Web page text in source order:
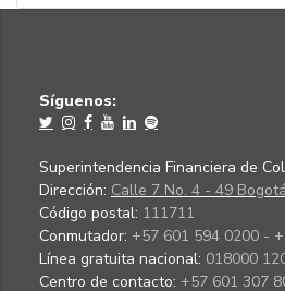
Síguenos:
Superintendencia Financiera de
Dirección: Calle 7 No. 4 - 49
Código postal: 111711
Conmutador: +57 601 594 0200 -
Línea gratuita nacional: 018000
Centro de contacto: +57 601 307